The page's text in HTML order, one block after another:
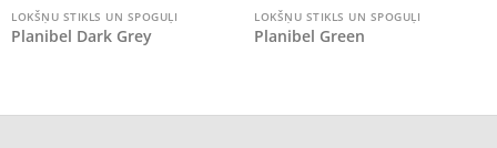
LOKŠŅU STIKLS UN SPOGUĻI
Planibel Dark Grey
LOKŠŅU STIKLS UN SPOGUĻI
Planibel Green